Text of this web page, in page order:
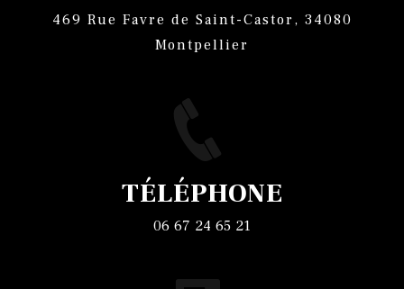
469 Rue Favre de Saint-Castor, 34080
Montpellier
TÉLÉPHONE
06 67 24 65 21